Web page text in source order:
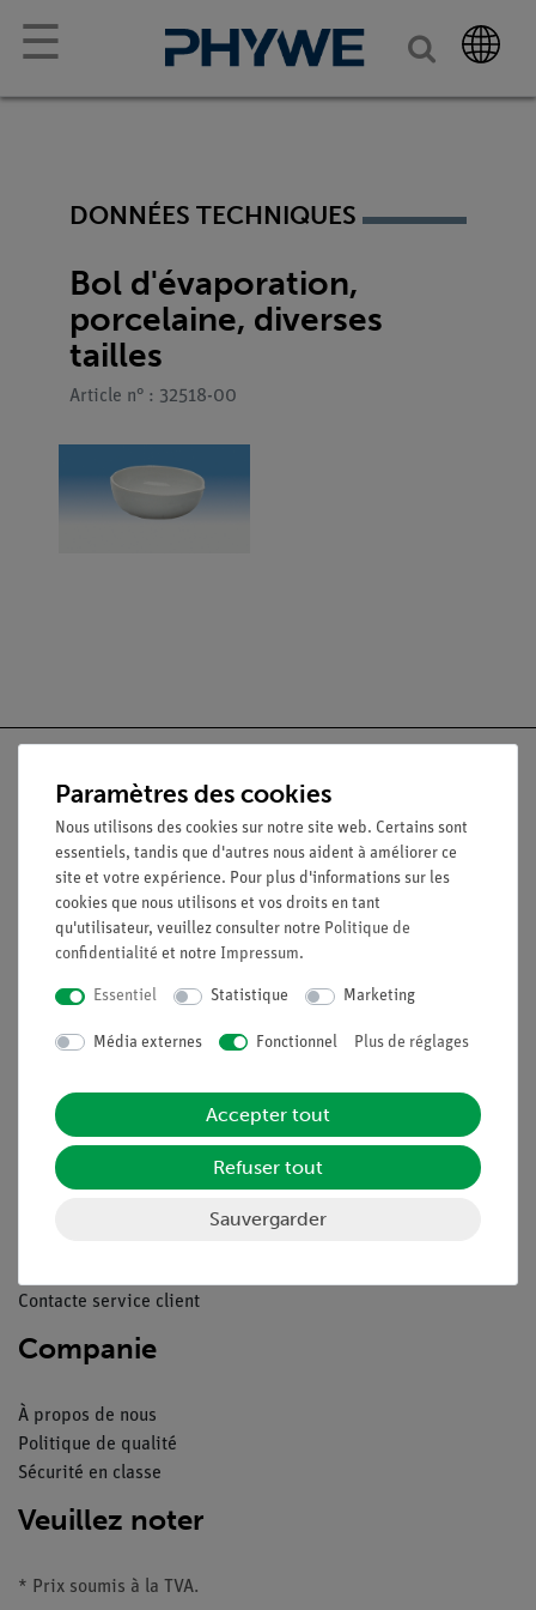
☰
DONNÉES TECHNIQUES
Bol d'évaporation,
porcelaine, diverses
tailles
Article n° : 32518-00
Légal
Contact
Déclaration de confidentialité
Service
Aperçu du service
Contacte service client
Companie
À propos de nous
Politique de qualité
Sécurité en classe
Veuillez noter
* Prix soumis à la TVA.
Paramètres des cookies
Nous utilisons des cookies sur notre site web. Certains sont
essentiels, tandis que d'autres nous aident à améliorer ce
site et votre expérience. Pour plus d'informations sur les
cookies que nous utilisons et vos droits en tant
qu'utilisateur, veuillez consulter notre Politique de
confidentialité et notre Impressum.
Essentiel Statistique Marketing
Média externes Fonctionnel Plus de réglages
Accepter tout
Refuser tout
Sauvergarder